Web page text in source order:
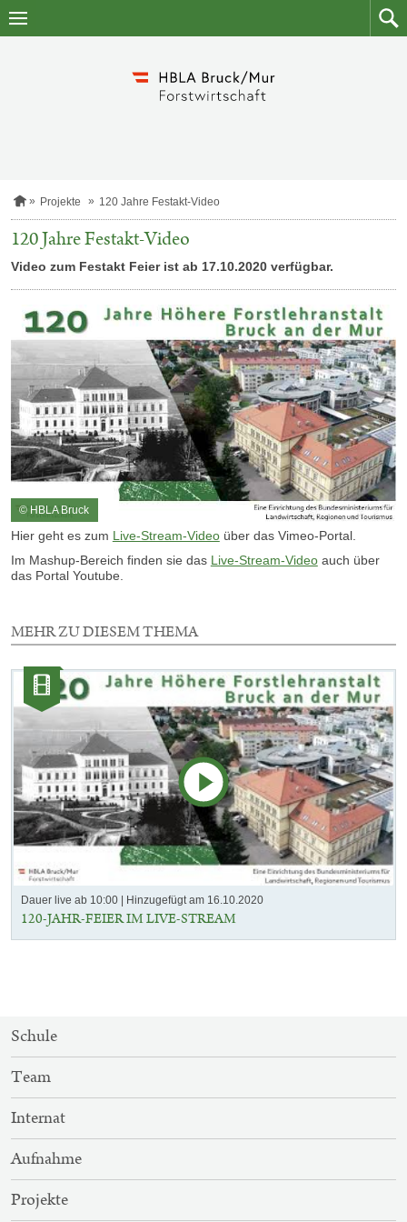
Zum
Zum
S
r
s
e
Projekte 120 Jahre Festakt-Video
120 Jahre Festakt-Video
Video zum Festakt Feier ist ab 17.10.2020 verfügbar.
© HBLA Bruck
Hier geht es zum Live-Stream-Videoüber das Vimeo-Portal.
Im Mashup-Bereich finden sie das Live-Stream-Videoauch über
das Portal Youtube.
MEHR ZU DIESEM THEMA
Element
dieser
Auswahl
Kategorie:
Videos
Dauer live ab 10:00 Hinzugefügt am 16.10.2020
120-JAHR-FEIER IM LIVE-STREAM
SITEMAP-
NAVIGATION
Schule
Team
Internat
Aufnahme
Projekte